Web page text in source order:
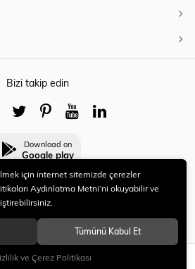
SEPETE EKLE
Bizi takip edin
Download on
Google play
Tüm hakları saklıdır.
için internet sitemizde çerezler
Aydınlatma Metni’ni okuyabilir ve
Tümünü Kabul Et
ve Çerez Politikası